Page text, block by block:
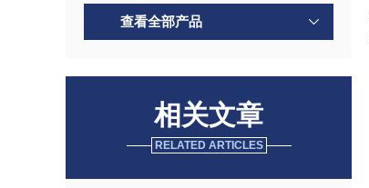
查看全部产品
相关文章
RELATED ARTICLES